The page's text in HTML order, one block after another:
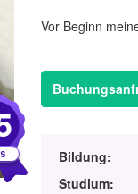
Vor Beginn
Bildung:
Studium: